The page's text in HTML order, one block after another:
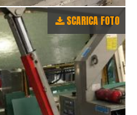
SCARICA FOTO